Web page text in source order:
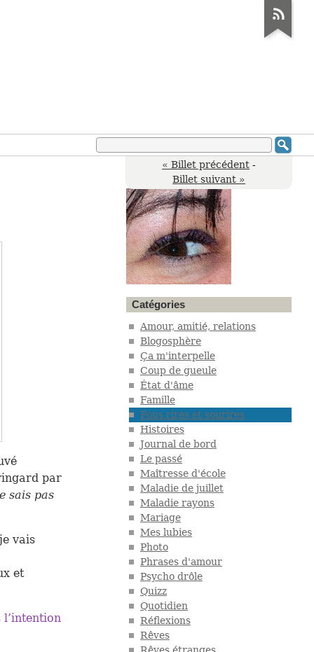
« Billet précédent -
Billet suivant »
par
sais pas
vais
et
l’intention
Catégories
Amour, amitié, relations
Blogosphère
Ça m'interpelle
Coup de gueule
État d'âme
Famille
Fous rires et sourires
Histoires
Journal de bord
Le passé
Maîtresse d'école
Maladie de juillet
Maladie rayons
Mariage
Mes lubies
Photo
Phrases d'amour
Psycho drôle
Quizz
Quotidien
Réflexions
Rêves